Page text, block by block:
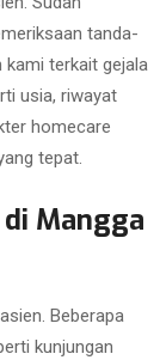
tanda-
kami terkait gejala
usia, riwayat
homecare
tepat.
Mangga
Beberapa
kunjungan